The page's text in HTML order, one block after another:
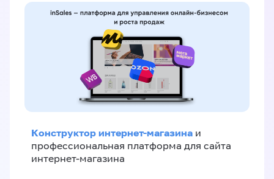
Конструктор интернет-магазина и
профессиональная платформа для сайта
интернет-магазина